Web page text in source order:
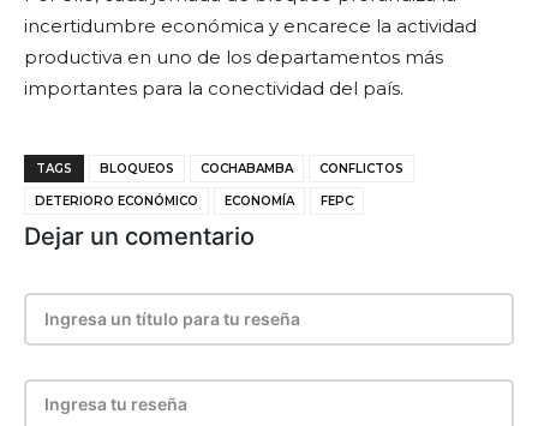
incertidumbre económica y encarece la actividad
productiva en uno de los departamentos más
importantes para la conectividad del país.
TAGS BLOQUEOS COCHABAMBA CONFLICTOS
DETERIORO ECONÓMICO ECONOMÍA FEPC
Dejar un comentario